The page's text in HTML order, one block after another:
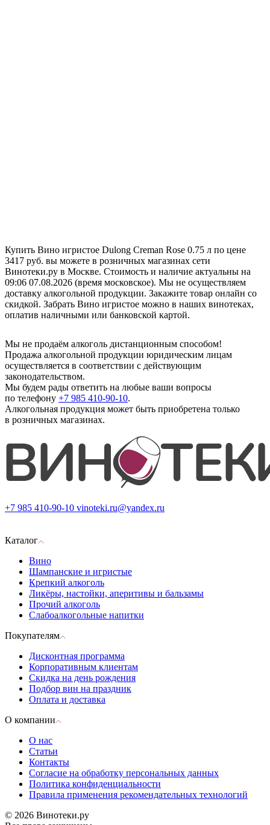
Купить Вино игристое Dulong Creman Rose 0.75 л по цене
3417 руб. вы можете в розничных магазинах сети
Винотеки.ру в Москве. Стоимость и наличие актуальны на
09:06 07.08.2026 (время московское). Мы не осуществляем
доставку алкогольной продукции. Закажите товар онлайн со
скидкой. Забрать Вино игристое можно в наших винотеках,
оплатив наличными или банковской картой.
Мы не продаём алкоголь дистанционным способом!
Продажа алкогольной продукции юридическим лицам
осуществляется в соответствии с действующим
законодательством.
Мы будем рады ответить на любые ваши вопросы
по телефону +7 985 410-90-10.
Алкогольная продукция может быть приобретена только
в розничных магазинах.
+7 985 410-90-10 vinoteki.ru@yandex.ru
Каталог
Вино
Шампанские и игристые
Крепкий алкоголь
Ликёры, настойки, аперитивы и бальзамы
Прочий алкоголь
Слабоалкогольные напитки
Покупателям
Дисконтная программа
Корпоративным клиентам
Скидка на день рождения
Подбор вин на праздник
Оплата и доставка
О компании
О нас
Статьи
Контакты
Согласие на обработку персональных данных
Политика конфиденциальности
Правила применения рекомендательных технологий
© 2026 Винотеки.ру